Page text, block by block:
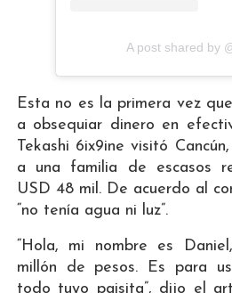
A post shared by
Esta no es la primera vez
a obsequiar dinero en
Tekashi 6ix9ine visitó
a una familia de escasos
USD 48 mil. De acuerdo al
“no tenía agua ni luz”.
“Hola, mi nombre es
millón de pesos. Es para
todo tuyo paisita”, dijo el